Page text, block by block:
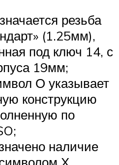
резьба
(1.25мм),
под ключ 14, с
19мм;
О указывает
конструкцию
по
наличие